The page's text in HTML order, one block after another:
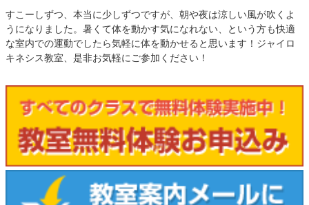
すこーしずつ、本当に少しずつですが、朝や夜は涼しい風が吹くよ
うになりました。暑くて体を動かす気になれない、という方も快適
な室内での運動でしたら気軽に体を動かせると思います！ジャイロ
キネシス教室、是非お気軽にご参加ください！